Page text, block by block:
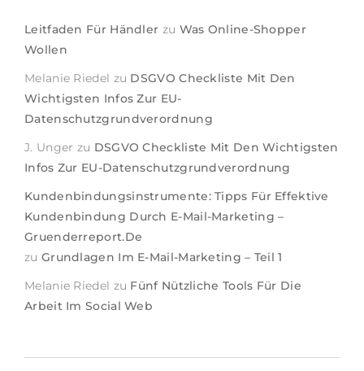
Leitfaden Für Händler zu Was Online-Shopper
Wollen
Melanie Riedel zu DSGVO Checkliste Mit Den
Wichtigsten Infos Zur EU-
Datenschutzgrundverordnung
J. Unger zu DSGVO Checkliste Mit Den Wichtigsten
Infos Zur EU-Datenschutzgrundverordnung
Kundenbindungsinstrumente: Tipps Für Effektive
Kundenbindung Durch E-Mail-Marketing –
Gruenderreport.de
zu Grundlagen Im E-Mail-Marketing – Teil 1
Melanie Riedel zu Fünf Nützliche Tools Für Die
Arbeit Im Social Web